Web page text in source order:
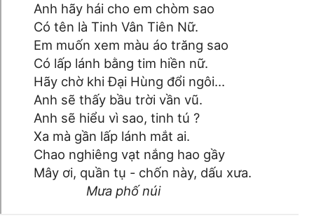
Anh hãy hái cho em chòm sao
Có tên là Tinh Vân Tiên Nữ.
Em muốn xem màu áo trăng sao
Có lấp lánh bằng tim hiền nữ.
Hãy chờ khi Đại Hùng đổi ngôi...
Anh sẽ thấy bầu trời vần vũ.
Anh sẽ hiểu vì sao, tinh tú ?
Xa mà gần lấp lánh mắt ai.
Chao nghiêng vạt nắng hao gầy
Mây ơi, quần tụ - chốn này, dấu xưa.
Mưa phố núi